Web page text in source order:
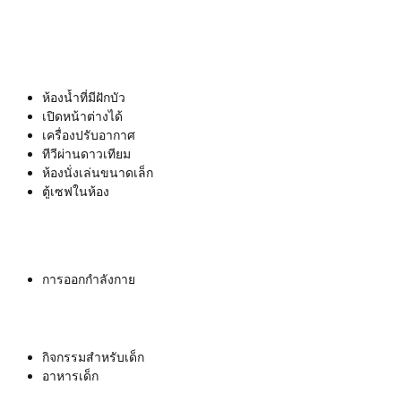
ห้องน้ำที่มีฝักบัว
เปิดหน้าต่างได้
เครื่องปรับอากาศ
ทีวีผ่านดาวเทียม
ห้องนั่งเล่นขนาดเล็ก
ตู้เซฟในห้อง
การออกกำลังกาย
กิจกรรมสำหรับเด็ก
อาหารเด็ก